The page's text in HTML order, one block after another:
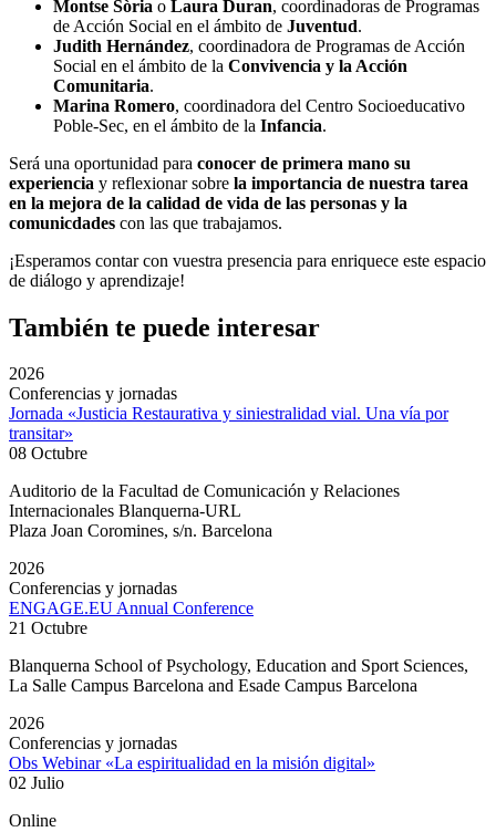
Montse Sòria o Laura Duran, coordinadoras de Programas
de Acción Social en el ámbito de Juventud.
Judith Hernández, coordinadora de Programas de Acción
Social en el ámbito de la Convivencia y la Acción
Comunitaria.
Marina Romero, coordinadora del Centro Socioeducativo
Poble-Sec, en el ámbito de la Infancia.
Será una oportunidad para conocer de primera mano su
experiencia y reflexionar sobre la importancia de nuestra tarea
en la mejora de la calidad de vida de las personas y la
comunicdades con las que trabajamos.
¡Esperamos contar con vuestra presencia para enriquece este espacio
de diálogo y aprendizaje!
También te puede interesar
2026
Conferencias y jornadas
Jornada «Justicia Restaurativa y siniestralidad vial. Una vía por
transitar»
08 Octubre
Auditorio de la Facultad de Comunicación y Relaciones
Internacionales Blanquerna-URL
Plaza Joan Coromines, s/n. Barcelona
2026
Conferencias y jornadas
ENGAGE.EU Annual Conference
21 Octubre
Blanquerna School of Psychology, Education and Sport Sciences,
La Salle Campus Barcelona and Esade Campus Barcelona
2026
Conferencias y jornadas
Obs Webinar «La espiritualidad en la misión digital»
02 Julio
Online